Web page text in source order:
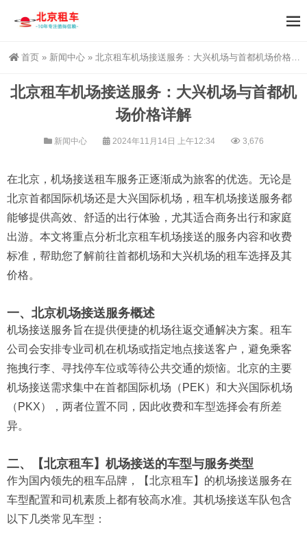
首页 » 新闻中心 » 北京租车机场接送服务：大兴机场与首都机场价格详解
北京租车机场接送服务：大兴机场与首都机
场价格详解
新闻中心 2024年11月14日 上午12:34 3,676
在北京，机场接送租车服务正逐渐成为旅客的优选。无论是
北京首都国际机场还是大兴国际机场，租车机场接送服务都
能够提供高效、舒适的出行体验，尤其适合商务出行和家庭
出游。本文将重点分析北京租车机场接送的服务内容和收费
标准，帮助您了解前往首都机场和大兴机场的租车选择及其
价格。
一、北京机场接送服务概述
机场接送服务旨在提供便捷的机场往返交通解决方案。租车
公司会安排专业司机在机场或指定地点接送客户，避免乘客
拖拽行李、寻找停车位或等待公共交通的烦恼。北京的主要
机场接送需求集中在首都国际机场（PEK）和大兴国际机场
（PKX），两者位置不同，因此收费和车型选择会有所差
异。
二、【北京租车】机场接送的车型与服务类型
作为国内领先的租车品牌，【北京租车】的机场接送服务在
车型配置和司机素质上都有较高水准。其机场接送车队包含
以下几类常见车型：